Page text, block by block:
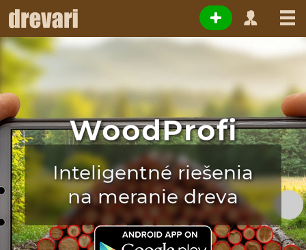
WoodProfi
Inteligentné riešenia
na meranie dreva